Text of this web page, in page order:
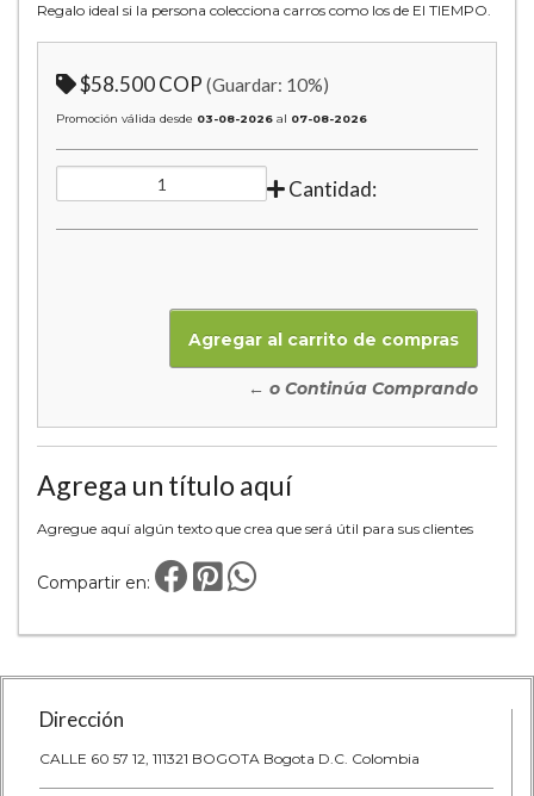
Regalo ideal si la persona colecciona carros como los de El TIEMPO.
$58.500 COP (Guardar: 10%)
Promoción válida desde 03-08-2026 al 07-08-2026
Cantidad:
← o Continúa Comprando
Agrega un título aquí
Agregue aquí algún texto que crea que será útil para sus clientes
Compartir en:
Dirección
CALLE 60 57 12, 111321 BOGOTA Bogota D.C. Colombia